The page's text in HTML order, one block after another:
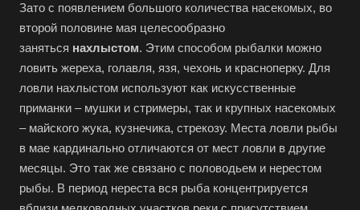
Зато с появлением большого количества насекомых, во
второй половине мая целесообразно
заняться нахлыстом. Этим способом рыбалки можно
ловить жереха, голавля, язя, чехонь и красноперку. Для
ловли нахлыстом используют как искусственные
приманки – мушки и стримеры, так и крупных насекомых
– майского жука, кузнечика, стрекозу. Места ловли рыбы
в мае кардинально отличаются от мест ловли в другие
месяцы. Это так же связано с половодьем и нерестом
рыбы. В период нереста вся рыба концентрируется